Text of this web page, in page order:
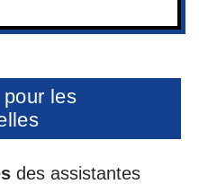
les
des assistantes